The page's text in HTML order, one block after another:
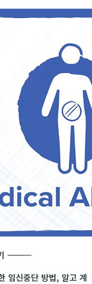
―――――――――――
임신중단 방법, 알고 계